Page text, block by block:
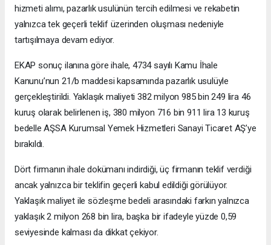
hizmeti alımı, pazarlık usulünün tercih edilmesi ve rekabetin
yalnızca tek geçerli teklif üzerinden oluşması nedeniyle
tartışılmaya devam ediyor.
EKAP sonuç ilanına göre ihale, 4734 sayılı Kamu İhale
Kanunu’nun 21/b maddesi kapsamında pazarlık usulüyle
gerçekleştirildi. Yaklaşık maliyeti 382 milyon 985 bin 249 lira 46
kuruş olarak belirlenen iş, 380 milyon 716 bin 911 lira 13 kuruş
bedelle AŞSA Kurumsal Yemek Hizmetleri Sanayi Ticaret AŞ’ye
bırakıldı.
Dört firmanın ihale dokümanı indirdiği, üç firmanın teklif verdiği
ancak yalnızca bir teklifin geçerli kabul edildiği görülüyor.
Yaklaşık maliyet ile sözleşme bedeli arasındaki farkın yalnızca
yaklaşık 2 milyon 268 bin lira, başka bir ifadeyle yüzde 0,59
seviyesinde kalması da dikkat çekiyor.